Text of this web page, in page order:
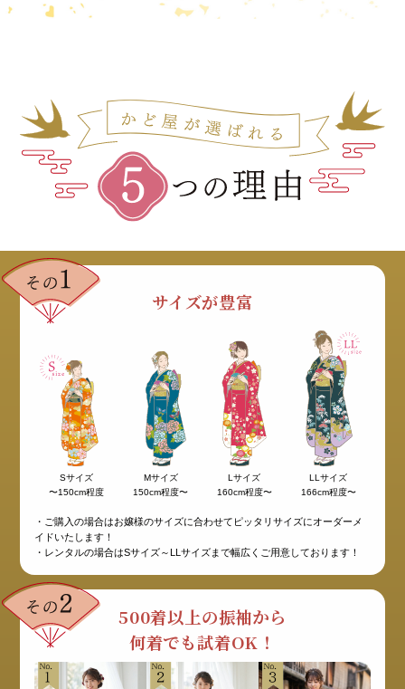
サイズが豊富
Sサイズ
〜150cm程度
Mサイズ
150cm程度〜
Lサイズ
160cm程度〜
LLサイズ
166cm程度〜
・ご購入の場合はお嬢様のサイズに合わせてピッタリサイズにオーダーメ
イドいたします！
・レンタルの場合はSサイズ～LLサイズまで幅広くご用意しております！
500着以上の振袖から
何着でも試着OK！